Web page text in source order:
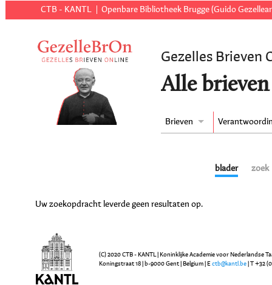
CTB - KANTL Openbare Bibliotheek Brugge (Guido
Gezelles Brieven
Alle brieven
Brieven
blader zoek
Uw zoekopdracht leverde geen resultaten op.
(C) 2020 CTB - KANTL | Koninklijke Academie voor Nederlandse
Koningstraat 18 | b-9000 Gent | Belgium | E ctb@kantl.be | T +32